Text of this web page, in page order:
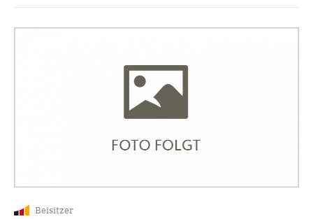
Beisitzer